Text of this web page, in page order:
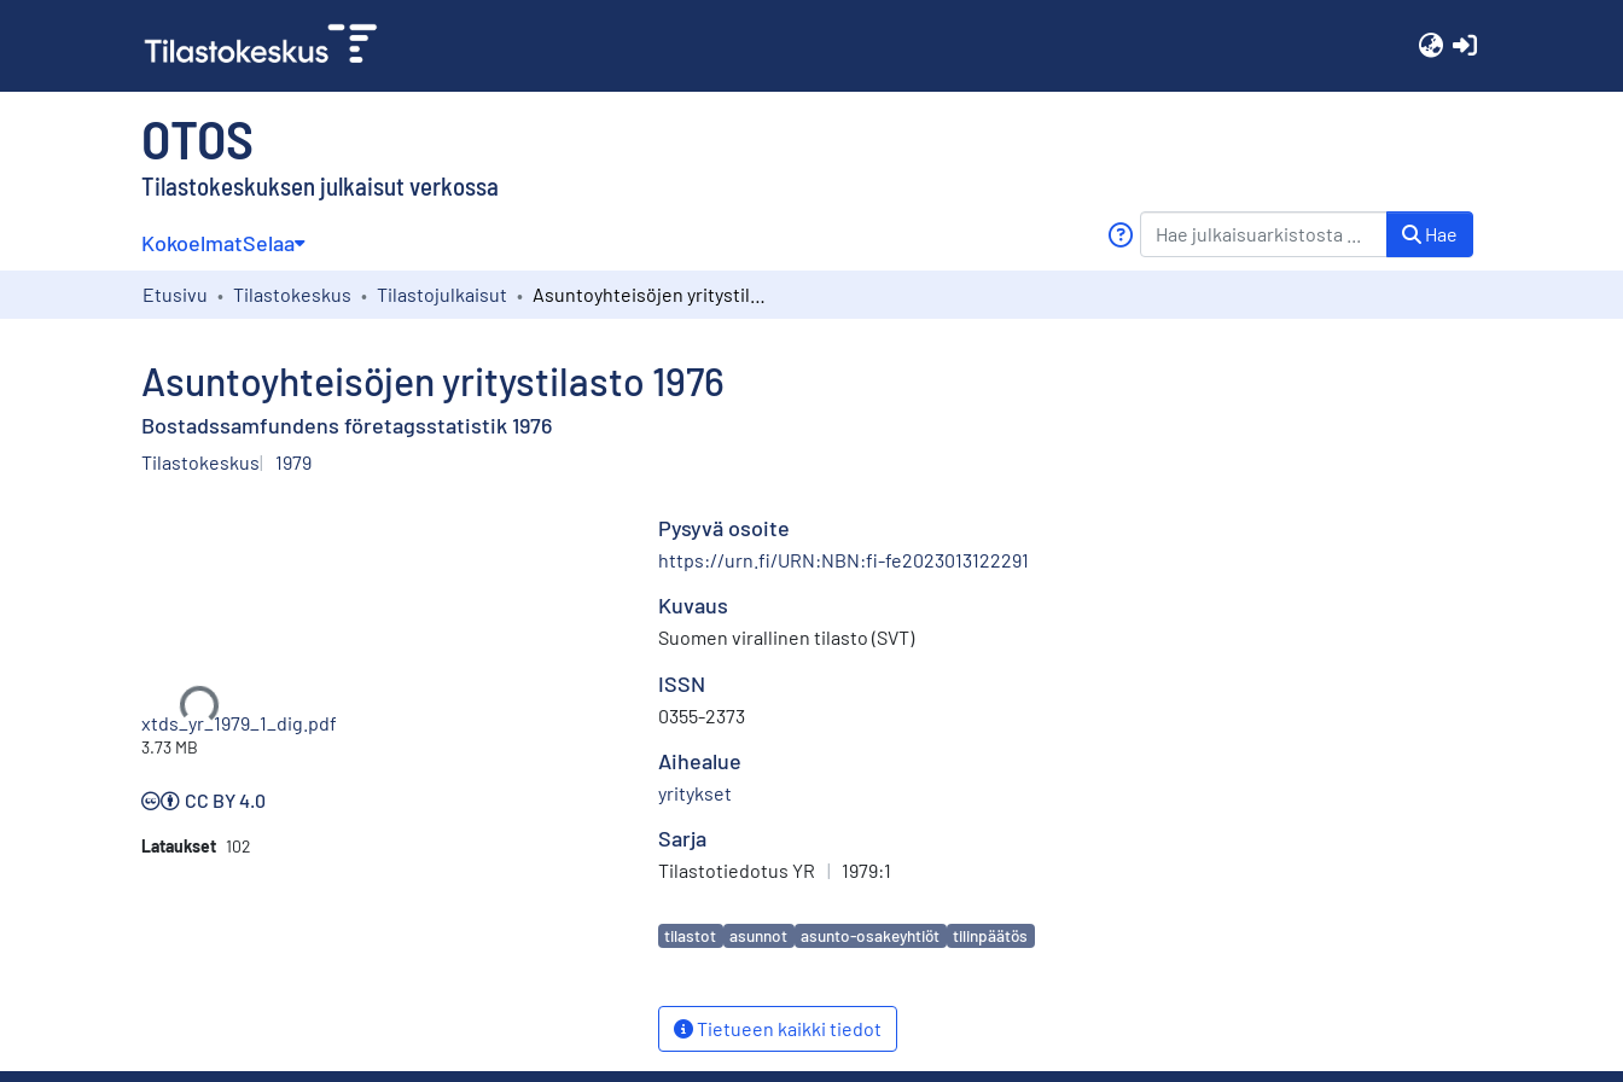
OTOS
Tilastokeskuksen julkaisut verkossa
KokoelmatSelaa Hae
Etusivu Tilastokeskus Tilastojulkaisut
Asuntoyhteisöjen yritystilasto 1976
Bostadssamfundens företagsstatistik 1976
Tilastokeskus 1979
Ladataan...
xtds_yr_1979_1_dig.pdf
3.73 MB
CC BY 4.0
Lataukset 102
Pysyvä osoite
https://urn.fi/URN:NBN:fi-fe2023013122291
Kuvaus
Suomen virallinen tilasto (SVT)
ISSN
0355-2373
Aihealue
yritykset
Sarja
Tilastotiedotus YR | 1979:1
Avainsanat
tilastot asunnot asunto-osakeyhtiöt tilinpäätös
Tietueen kaikki tiedot